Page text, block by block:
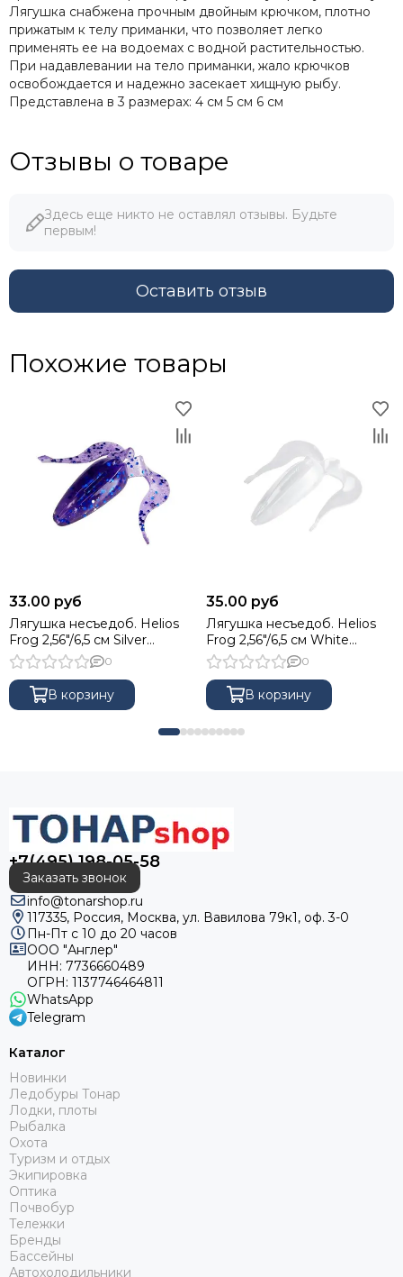
Лягушка снабжена прочным двойным крючком, плотно
прижатым к телу приманки, что позволяет легко
применять ее на водоемах с водной растительностью.
При надавлевании на тело приманки, жало крючков
освобождается и надежно засекает хищную рыбу.
Представлена в 3 размерах: 4 см 5 см 6 см
Отзывы о товаре
Здесь еще никто не оставлял отзывы. Будьте
первым!
Оставить отзыв
Похожие товары
33.00 руб
Лягушка несъедоб. Helios
Frog 2,56"/6,5 см Silver
Sparkles & Fio 100шт. (HS-21-
036-N)
0
В корзину
35.00 руб
Лягушка несъедоб. Helios
Frog 2,56"/6,5 см White
100шт. (HS-21-001-N)
0
В корзину
+7(495) 198-05-58
Заказать звонок
info@tonarshop.ru
117335, Россия, Москва, ул. Вавилова 79к1, оф. 3-0
Пн-Пт с 10 до 20 часов
ООО "Англер"
ИНН: 7736660489
ОГРН: 1137746464811
WhatsApp
Telegram
Каталог
Новинки
Ледобуры Тонар
Лодки, плоты
Рыбалка
Охота
Туризм и отдых
Экипировка
Оптика
Почвобур
Тележки
Бренды
Бассейны
Автохолодильники